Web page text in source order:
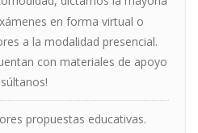
en forma virtual o
a la modalidad presencial.
con materiales de apoyo
propuestas educativas.